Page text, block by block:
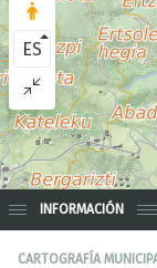
ES
INFORMACIÓN
CARTOGRAFÍA